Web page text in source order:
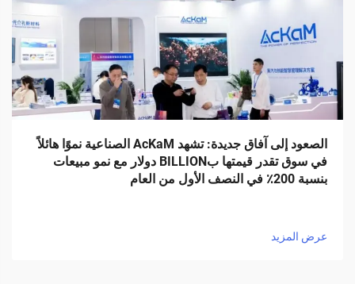
الصعود إلى آفاق جديدة: تشهد AcKaM الصناعية نموًا هائلاً
في سوق تقدر قيمتها بBILLION دولار مع نمو مبيعات
بنسبة 200٪ في النصف الأول من العام
عرض المزيد